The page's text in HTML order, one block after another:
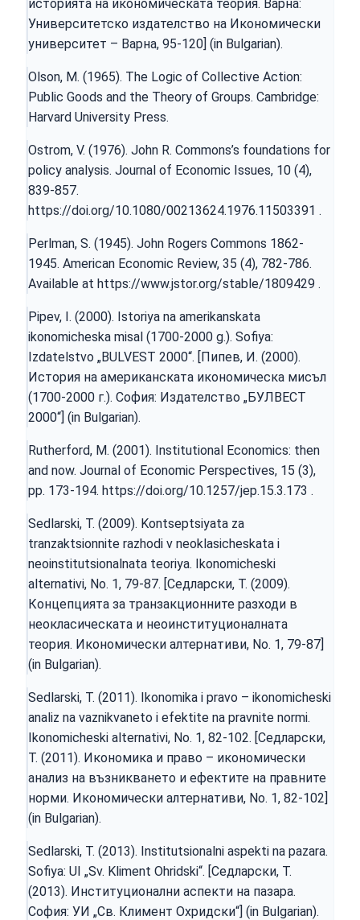
историята на икономическата теория. Варна:
Университетско издателство на Икономически
университет – Варна, 95-120] (in Bulgarian).
Olson, M. (1965). The Logic of Collective Action:
Public Goods and the Theory of Groups. Cambridge:
Harvard University Press.
Ostrom, V. (1976). John R. Commons’s foundations for
policy analysis. Journal of Economic Issues, 10 (4),
839-857.
https://doi.org/10.1080/00213624.1976.11503391 .
Perlman, S. (1945). John Rogers Commons 1862-
1945. American Economic Review, 35 (4), 782-786.
Available at https://www.jstor.org/stable/1809429 .
Pipev, I. (2000). Istoriya na amerikanskata
ikonomicheska misal (1700-2000 g.). Sofiya:
Izdatelstvo „BULVEST 2000“. [Пипев, И. (2000).
История на американската икономическа мисъл
(1700-2000 г.). София: Издателство „БУЛВЕСТ
2000“] (in Bulgarian).
Rutherford, M. (2001). Institutional Economics: then
and now. Journal of Economic Perspectives, 15 (3),
pp. 173-194. https://doi.org/10.1257/jep.15.3.173 .
Sedlarski, T. (2009). Kontseptsiyata za
tranzaktsionnite razhodi v neoklasicheskata i
neoinstitutsionalnata teoriya. Ikonomicheski
alternativi, No. 1, 79-87. [Седларски, Т. (2009).
Концепцията за транзакционните разходи в
неокласическата и неоинституционалната
теория. Икономически алтернативи, No. 1, 79-87]
(in Bulgarian).
Sedlarski, T. (2011). Ikonomika i pravo – ikonomicheski
analiz na vaznikvaneto i efektite na pravnite normi.
Ikonomicheski alternativi, No. 1, 82-102. [Седларски,
Т. (2011). Икономика и право – икономически
анализ на възникването и ефектите на правните
норми. Икономически алтернативи, No. 1, 82-102]
(in Bulgarian).
Sedlarski, T. (2013). Institutsionalni aspekti na pazara.
Sofiya: UI „Sv. Kliment Ohridski“. [Седларски, Т.
(2013). Институционални аспекти на пазара.
София: УИ „Св. Климент Охридски“] (in Bulgarian).